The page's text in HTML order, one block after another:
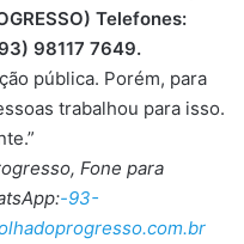
Telefones:
98117 7649.
pública. Porém, para
trabalhou para isso.
Fone para
-93-